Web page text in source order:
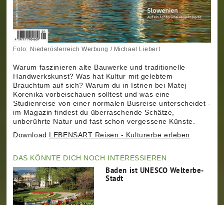
Foto: Niederösterreich Werbung / Michael Liebert
Warum faszinieren alte Bauwerke und traditionelle
Handwerkskunst? Was hat Kultur mit gelebtem
Brauchtum auf sich? Warum du in Istrien bei Matej
Korenika vorbeischauen solltest und was eine
Studienreise von einer normalen Busreise unterscheidet -
im Magazin findest du überraschende Schätze,
unberührte Natur und fast schon vergessene Künste.
Download LEBENSART Reisen - Kulturerbe erleben
DAS KÖNNTE DICH NOCH INTERESSIEREN
Baden ist UNESCO Welterbe-
Stadt